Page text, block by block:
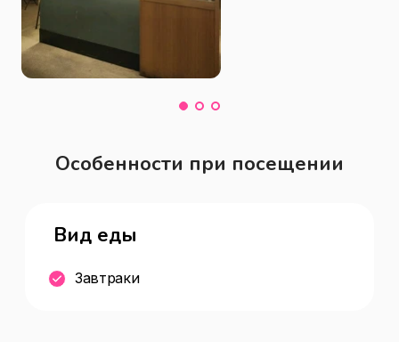
Особенности при посещении
Вид еды
Завтраки